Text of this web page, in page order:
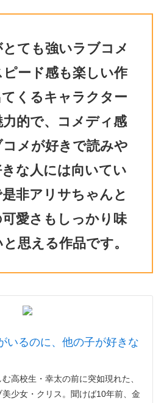
ても強いラブコメ
ード感も楽しい作
くるキャラクター
的で、コメディ感
メが好きで読みや
な人には向いてい
非アリサちゃんと
愛さもしっかり味
思える作品です。
いるのに、他の子が好きな
高校生・幸太の前に突如現れた、
少女・クリス。聞けば10年前、金